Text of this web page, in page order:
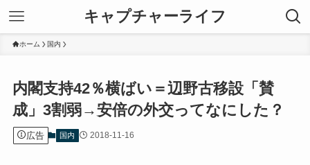
キャプチャーライフ
ホーム 国内
内閣支持42％横ばい＝辺野古移設「賛
成」3割弱→安倍の外交ってなにした？
広告 国内 2018-11-16